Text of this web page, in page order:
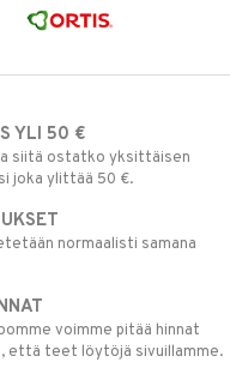
YLI 50 €
siitä ostatko yksittäisen
joka ylittää 50 €.
normaalisti samana
voimme pitää hinnat
että teet löytöjä sivuillamme.